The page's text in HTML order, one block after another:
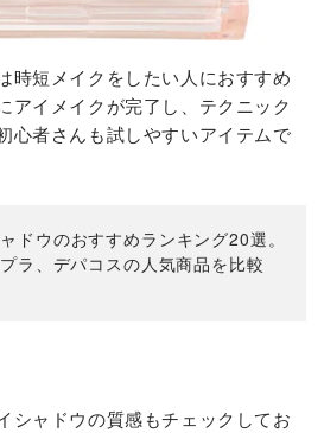
時短メイクをしたい人におすすめ
アイメイクが完了し、テクニック
心者さんも試しやすいアイテムで
ドウのおすすめランキング20選。
ラ、デパコスの人気商品を比較
シャドウの質感もチェックしてお